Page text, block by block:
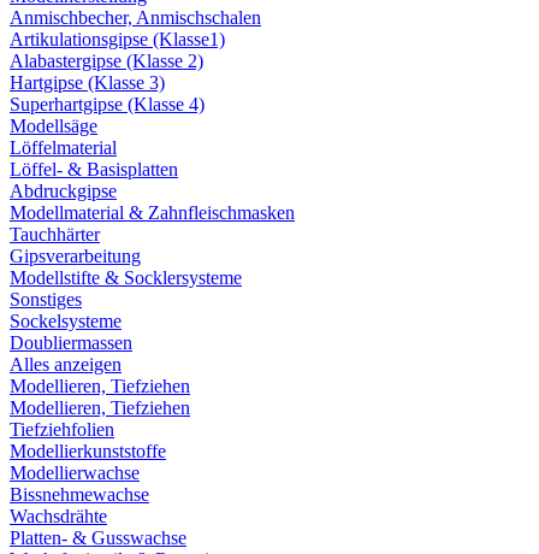
Anmischbecher, Anmischschalen
Artikulationsgipse (Klasse1)
Alabastergipse (Klasse 2)
Hartgipse (Klasse 3)
Superhartgipse (Klasse 4)
Modellsäge
Löffelmaterial
Löffel- & Basisplatten
Abdruckgipse
Modellmaterial & Zahnfleischmasken
Tauchhärter
Gipsverarbeitung
Modellstifte & Socklersysteme
Sonstiges
Sockelsysteme
Doubliermassen
Alles anzeigen
Modellieren, Tiefziehen
Modellieren, Tiefziehen
Tiefziehfolien
Modellierkunststoffe
Modellierwachse
Bissnehmewachse
Wachsdrähte
Platten- & Gusswachse